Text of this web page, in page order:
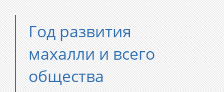
Год развития
махалли и всего
общества